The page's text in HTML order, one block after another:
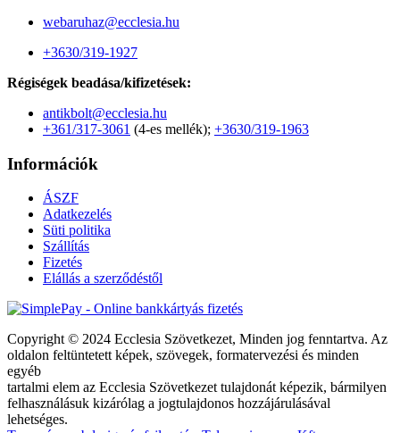
webaruhaz@ecclesia.hu
+3630/319-1927
Régiségek beadása/kifizetések:
antikbolt@ecclesia.hu
+361/317-3061 (4-es mellék); +3630/319-1963
Információk
ÁSZF
Adatkezelés
Süti politika
Szállítás
Fizetés
Elállás a szerződéstől
Copyright © 2024 Ecclesia Szövetkezet, Minden jog fenntartva. Az
oldalon feltüntetett képek, szövegek, formatervezési és minden
egyéb
tartalmi elem az Ecclesia Szövetkezet tulajdonát képezik, bármilyen
felhasználásuk kizárólag a jogtulajdonos hozzájárulásával
lehetséges.